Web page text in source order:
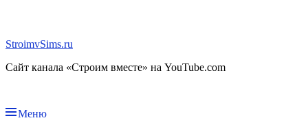
StroimvSims.ru
Сайт канала «Строим вместе» на YouTube.com
Меню